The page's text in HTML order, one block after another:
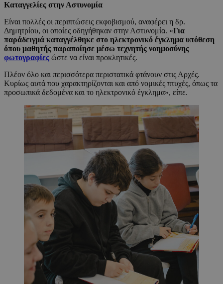
Καταγγελίες στην Αστυνομία
Είναι πολλές οι περιπτώσεις εκφοβισμού, αναφέρει η δρ.
Δημητρίου, οι οποίες οδηγήθηκαν στην Αστυνομία. «Για
παράδειγμά καταγγέλθηκε στο ηλεκτρονικό έγκλημα υπόθεση
όπου μαθητής παραποίησε μέσω τεχνητής νοημοσύνης
φωτογραφίες ώστε να είναι προκλητικές.
Πλέον όλο και περισσότερα περιστατικά φτάνουν στις Αρχές.
Κυρίως αυτά που χαρακτηρίζονται και από νομικές πτυχές, όπως τα
προσωπικά δεδομένα και το ηλεκτρονικό έγκλημα», είπε.